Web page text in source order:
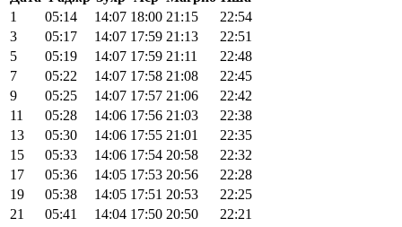
1
05:14 14:07 18:00 21:15
22:54
3
05:17 14:07 17:59 21:13
22:51
5
05:19 14:07 17:59 21:11
22:48
7
05:22 14:07 17:58 21:08
22:45
9
05:25 14:07 17:57 21:06
22:42
11
05:28 14:06 17:56 21:03
22:38
13
05:30 14:06 17:55 21:01
22:35
15
05:33 14:06 17:54 20:58
22:32
17
05:36 14:05 17:53 20:56
22:28
19
05:38 14:05 17:51 20:53
22:25
21
05:41 14:04 17:50 20:50
22:21